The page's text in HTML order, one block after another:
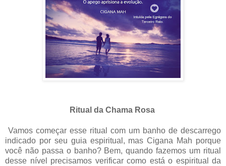
Ritual da Chama Rosa
Vamos começar esse ritual com um banho de descarrego
indicado por seu guia espiritual, mas Cigana Mah porque
você não passa o banho? Bem, quando fazemos um ritual
desse nível precisamos verificar como está o espiritual da